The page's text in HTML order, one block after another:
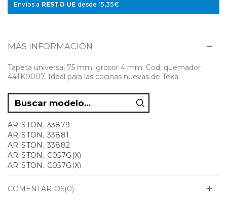
Envíos a RESTO UE desde 15,35€
MÁS INFORMACIÓN
Tapeta universal 75 mm, grosor 4 mm. Cod. quemador
44TK0007. Ideal para las cocinas nuevas de Teka.
ARISTON, 33879
ARISTON, 33881
ARISTON, 33882
ARISTON, C057G(X)
ARISTON, C057G(X)
ARISTON, C058MT(X).1
ARISTON, C058MT(X).1
ARISTON, C058MT(XA)
COMENTARIOS(0)